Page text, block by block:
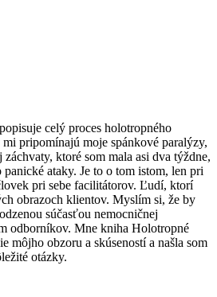
celý proces holotropného
pripomínajú moje spánkové paralýzy,
ktoré som mala asi dva týždne,
ataky. Je to o tom istom, len pri
pri sebe facilitátorov. Ľudí, ktorí
obrazoch klientov. Myslím si, že by
súčasťou nemocničnej
odborníkov. Mne kniha Holotropné
môjho obzoru a skúseností a našla som
otázky.